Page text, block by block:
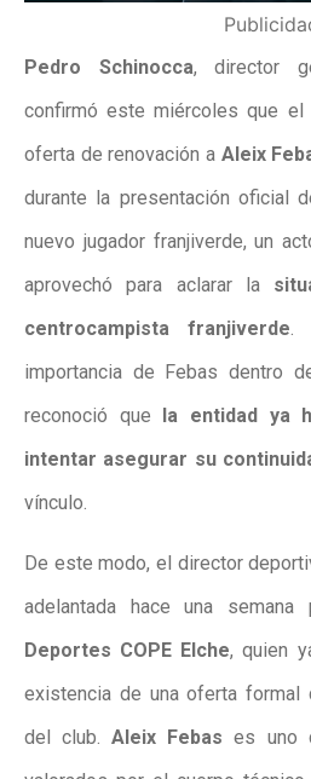
Pedro Schinocca, director
confirmó este miércoles que el
oferta de renovación a Aleix
durante la presentación oficial
nuevo jugador franjiverde, un
aprovechó para aclarar la
centrocampista franjiverde
importancia de Febas dentro
reconoció que la entidad ya
intentar asegurar su
vínculo.
De este modo, el director
adelantada hace una semana
Deportes COPE Elche, quien
existencia de una oferta formal
del club.Aleix Febas es uno